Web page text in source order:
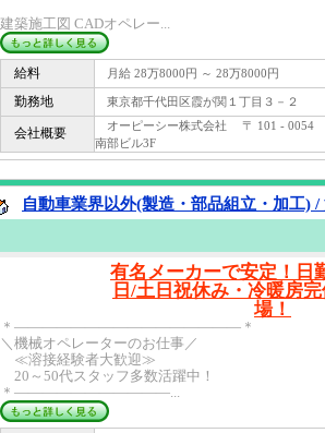
建築施工図 CADオペレー...
給料 月給 28万8000円 ～ 28万8000円
勤務地 東京都千代田区霞が関１丁目３－２
会社概要
オーピーシー株式会社 〒 101 - 0054
南部ビル3F
自動車業界以外(製造・部品組立・加工) /
有名メーカーで安定！日
日/土日祝休み・冷暖房
場！
＊――――――――――――――――＊
＼機械オペレーターのお仕事／
≪溶接経験者大歓迎≫
20～50代スタッフ多数活躍中！
＊―――――――――――...